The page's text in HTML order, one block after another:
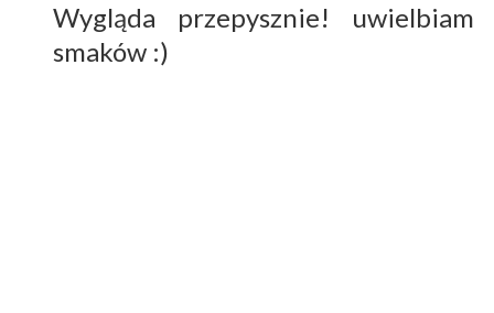
Wygląda przepysznie! uwielbiam
smaków :)